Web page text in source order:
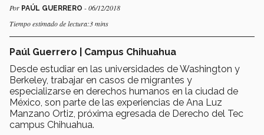
Por PAÚL GUERRERO - 06/12/2018
Tiempo estimado de lectura:3 mins
Paúl Guerrero | Campus Chihuahua
Desde estudiar en las universidades de Washington y
Berkeley, trabajar en casos de migrantes y
especializarse en derechos humanos en la ciudad de
México, son parte de las experiencias de Ana Luz
Manzano Ortiz, próxima egresada de Derecho del Tec
campus Chihuahua.